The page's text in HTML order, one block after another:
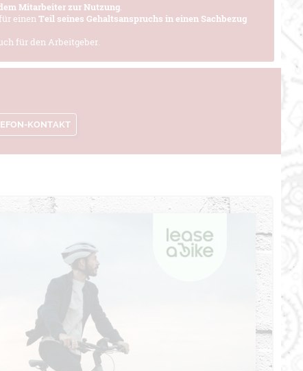
Mitarbeiter zur Nutzung.
einenTeil seines Gehaltsanspruchs in einen Sachbezug
für den Arbeitgeber.
KONTAKT